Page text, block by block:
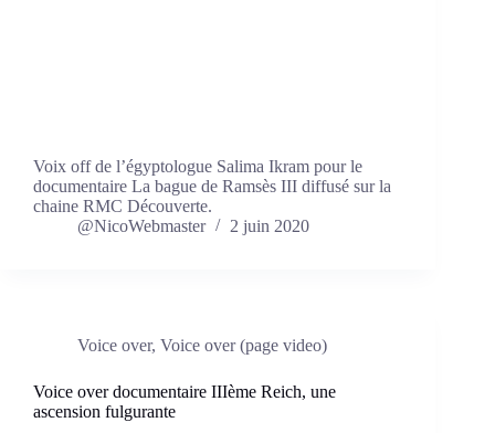
Voix off de l’égyptologue Salima Ikram pour le
documentaire La bague de Ramsès III diffusé sur la
chaine RMC Découverte.
@NicoWebmaster
2 juin 2020
Voice over, Voice over (page video)
Voice over documentaire IIIème Reich, une
ascension fulgurante